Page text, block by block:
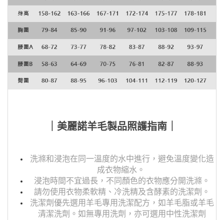
｜美麗諾羊毛製品照護指南｜
洗滌和浸泡在同一溫度的水中進行，避免溫度變化造
成衣物縮水。
浸泡時間不宜過長，不同顏色的衣物應分開洗滌。
請勿使用衣物柔軟精、冷洗精及含酵素的洗潔劑。
洗潔劑優先選用羊毛專用洗潔配方，如羊毛脂或羊毛
清潔洗劑。如無專用洗劑，亦可選用中性洗潔劑